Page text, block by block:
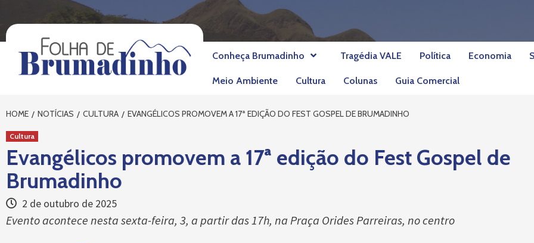
content
Conheça Brumadinho Tragédia VALE Política Economia
Meio Ambiente Cultura Colunas Guia Comercial
HOME NOTÍCIAS CULTURA EVANGÉLICOS PROMOVEM A 17ª EDIÇÃO DO FEST GOSPEL DE BRUMADINHO
Cultura
Evangélicos promovem a 17ª edição do Fest Gospel de
Brumadinho
2 de outubro de 2025
Evento acontece nesta sexta-feira, 3, a partir das 17h, na Praça Orides Parreiras, no centro